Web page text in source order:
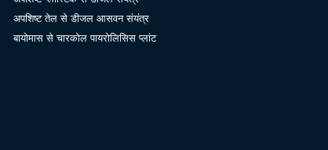
अपशिष्ट तेल से डीजल आसवन संयंत्र
बायोमास से चारकोल पायरोलिसिस प्लांट